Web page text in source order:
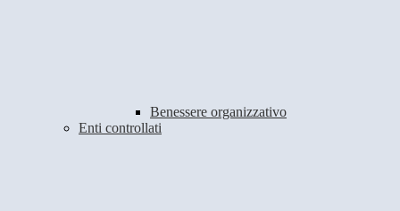
Benessere organizzativo
Enti controllati